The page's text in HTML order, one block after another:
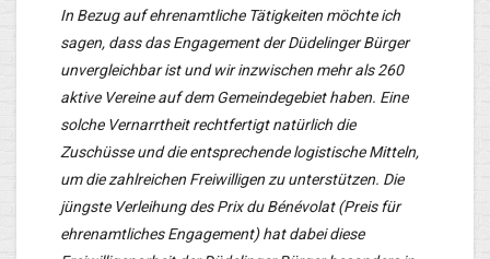
In Bezug auf ehrenamtliche Tätigkeiten möchte ich
sagen, dass das Engagement der Düdelinger Bürger
unvergleichbar ist und wir inzwischen mehr als 260
aktive Vereine auf dem Gemeindegebiet haben. Eine
solche Vernarrtheit rechtfertigt natürlich die
Zuschüsse und die entsprechende logistische Mitteln,
um die zahlreichen Freiwilligen zu unterstützen. Die
jüngste Verleihung des Prix du Bénévolat (Preis für
ehrenamtliches Engagement) hat dabei diese